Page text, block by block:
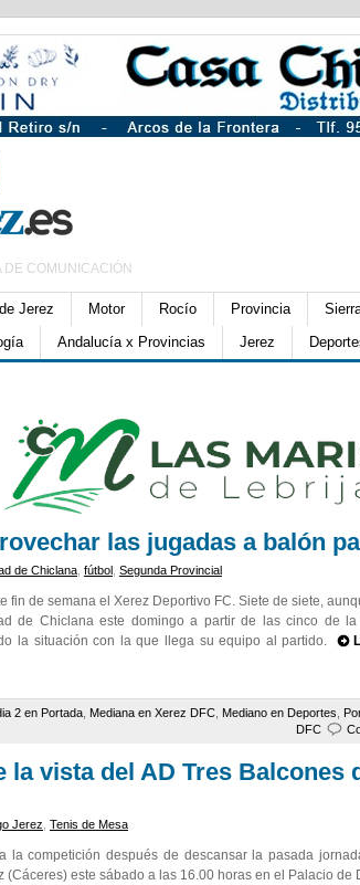
DE COMUNICACIÓN
Jerez Motor Rocío Provincia
Andalucía x Provincias Jerez
las jugadas a balón
de Chiclana fútbol Segunda Provincial
fin de semana el Xerez Deportivo FC. Siete de siete,
de Chiclana este domingo a partir de las cinco de la
la situación con la que llega su equipo al partido.
2 en Portada Mediana en Xerez DFC Mediano en Deportes
DFC
la vista del AD Tres Balcones
Jerez Tenis de Mesa
la competición después de descansar la pasada
este sábado a las 16.00 horas en el Palacio de